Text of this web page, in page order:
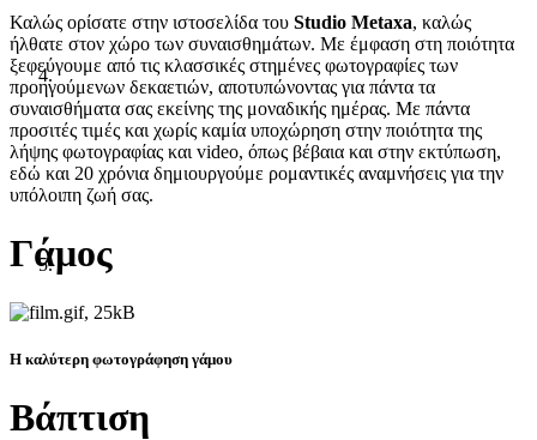
Καλώς ορίσατε στην ιστοσελίδα του Studio Metaxa, καλώς
ήλθατε στον χώρο των συναισθημάτων. Με έμφαση στη ποιότητα
ξεφεύγουμε από τις κλασσικές στημένες φωτογραφίες των
προηγούμενων δεκαετιών, αποτυπώνοντας για πάντα τα
συναισθήματα σας εκείνης της μοναδικής ημέρας. Με πάντα
προσιτές τιμές και χωρίς καμία υποχώρηση στην ποιότητα της
λήψης φωτογραφίας και video, όπως βέβαια και στην εκτύπωση,
εδώ και 20 χρόνια δημιουργούμε ρομαντικές αναμνήσεις για την
υπόλοιπη ζωή σας.
Γάμος
Η καλύτερη φωτογράφηση γάμου
Βάπτιση